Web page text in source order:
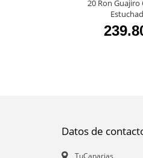
20 Ron Guajiro
Datos de
TuCanarias